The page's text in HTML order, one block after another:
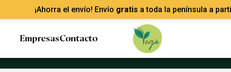
¡Ahorra el envío! Envío gratis a toda la península a
EmpresasContacto